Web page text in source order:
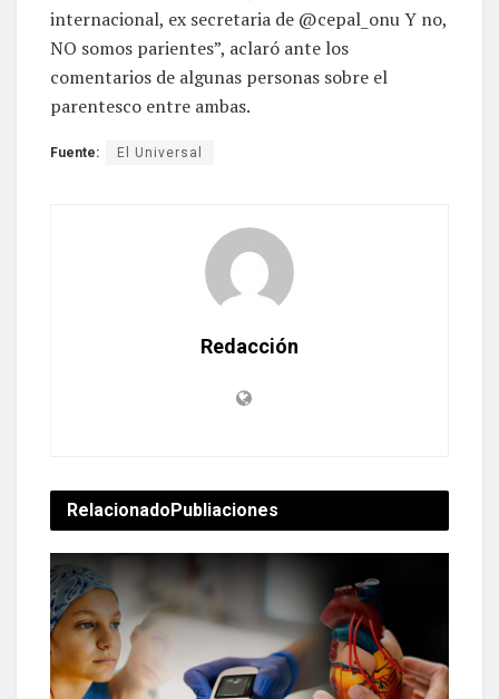
internacional, ex secretaria de @cepal_onu Y no,
NO somos parientes”, aclaró ante los
comentarios de algunas personas sobre el
parentesco entre ambas.
Fuente: El Universal
Redacción
RelacionadoPubliaciones